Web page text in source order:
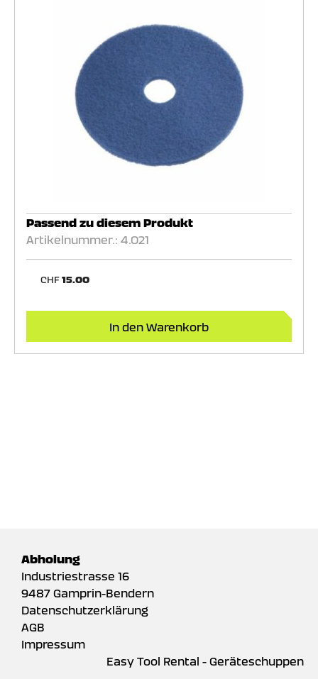
Passend zu diesem Produkt
Artikelnummer.: 4.021
CHF15.00
In den Warenkorb
Abholung
Industriestrasse 16
9487 Gamprin-Bendern
Datenschutzerklärung
AGB
Impressum
Easy Tool Rental - Geräteschuppen